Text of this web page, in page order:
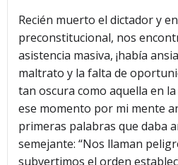
Recién muerto el dictador y
preconstitucional, nos
asistencia masiva, ¡había
maltrato y la falta de
tan oscura como aquella en
ese momento por mi mente
primeras palabras que daba
semejante: “Nos llaman
subvertimos el orden